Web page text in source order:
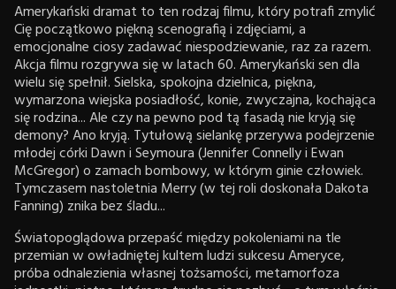
Amerykański dramat to ten rodzaj filmu, który potrafi zmylić
Cię początkowo piękną scenografią i zdjęciami, a
emocjonalne ciosy zadawać niespodziewanie, raz za razem.
Akcja filmu rozgrywa się w latach 60. Amerykański sen dla
wielu się spełnił. Sielska, spokojna dzielnica, piękna,
wymarzona wiejska posiadłość, konie, zwyczajna, kochająca
się rodzina... Ale czy na pewno pod tą fasadą nie kryją się
demony? Ano kryją. Tytułową sielankę przerywa podejrzenie
młodej córki Dawn i Seymoura (Jennifer Connelly i Ewan
McGregor) o zamach bombowy, w którym ginie człowiek.
Tymczasem nastoletnia Merry (w tej roli doskonała Dakota
Fanning) znika bez śladu...
Światopoglądowa przepaść między pokoleniami na tle
przemian w owładniętej kultem ludzi sukcesu Ameryce,
próba odnalezienia własnej tożsamości, metamorfoza